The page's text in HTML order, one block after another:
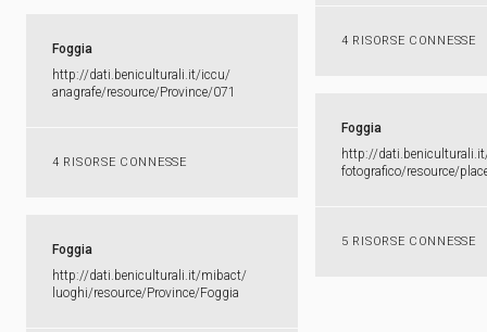
4 RISORSE CONNESSE
Foggia
http:​/​/​dati.​beniculturali.​it/​iccu/​
anagrafe/​resource/​Province/​071
4 RISORSE CONNESSE
Foggia
http:​/​/​
fotografico/​resource/​
5 RISORSE CONNESSE
Foggia
http:​/​/​dati.​beniculturali.​it/​mibact/​
luoghi/​resource/​Province/​Foggia